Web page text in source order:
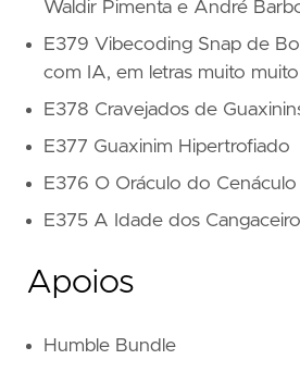
Waldir Pimenta e André
E379 Vibecoding Snap de
com IA, em letras muito
E378 Cravejados de
E377 Guaxinim Hipertrofiado
E376 O Oráculo do Cenáculo
E375 A Idade dos
Apoios
Humble Bundle